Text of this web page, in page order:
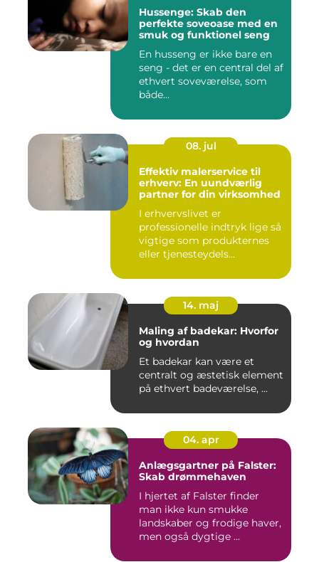
Hussenge: Skab den
perfekte soveoase med en
smuk og funktionel seng
En husseng er ikke bare en
seng - det er en central del af
ethvert soveværelse, som
både...
08. jul
Effektiv malerservice til
erhverv: En uundværlig
partner for din virksomhed
I erhvervslivet er
professionelle indtryk lige så
vigtige som produkternes
eller tjenesteydels...
14. maj
Maling af badekar: Hvorfor
og hvordan
Et badekar kan være et
centralt og æstetisk element
på ethvert badeværelse, ...
04. apr
Anlægsgartner på Falster:
Skab drømmehaven
I hjertet af Falster finder
man ikke kun smukke
landskaber og frodige haver,
men også dygtige ...